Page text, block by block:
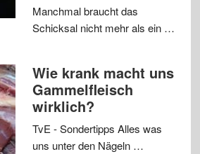
Manchmal braucht das
Schicksal nicht mehr als ein …
Wie krank macht uns
Gammelfleisch
wirklich?
TvE - Sondertipps Alles was
uns unter den Nägeln …